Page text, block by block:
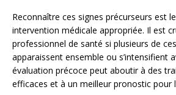
Reconnaître ces signes précurseurs est
intervention médicale appropriée. Il est
professionnel de santé si plusieurs de
apparaissent ensemble ou s’intensifient
évaluation précoce peut aboutir à des
efficaces et à un meilleur pronostic pour